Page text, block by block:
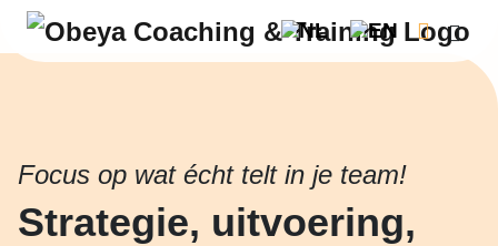
Cart
Menu
Focus op wat écht telt in je team!
Strategie, uitvoering,